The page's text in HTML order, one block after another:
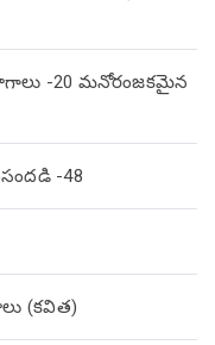
-20 మనోరంజకమైన
-48
(కవిత)